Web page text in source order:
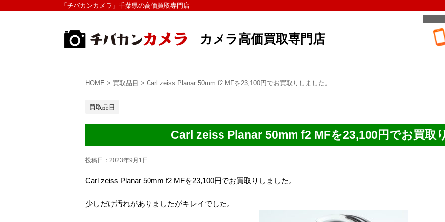
「チバカンカメラ」千葉県の高価買取専門店
カメラ高価買取専門店
HOME > 買取品目 > Carl zeiss Planar 50mm f2 MFを23,100円でお買取りしました。
買取品目
Carl zeiss Planar 50mm f2 MFを23,100円でお買取
投稿日： 2023年9月1日
Carl zeiss Planar 50mm f2 MFを23,100円でお買取りしました。
少しだけ汚れがありましたがキレイでした。